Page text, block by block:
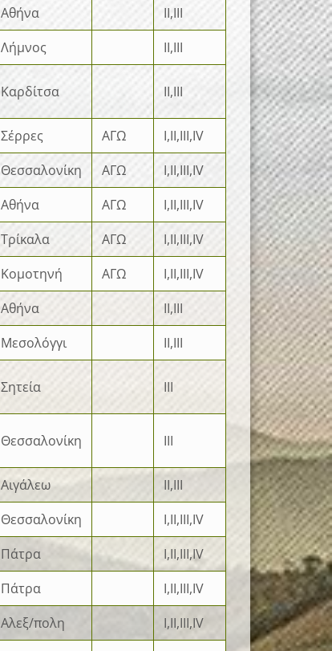
Αθήνα
II,III
Λήμνος II,III
Καρδίτσα II,III
Σέρρες ΑΓΩ
I,II,III,IV
Θεσσαλονίκη ΑΓΩ
I,II,III,IV
Αθήνα ΑΓΩ
I,II,III,IV
Τρίκαλα ΑΓΩ
I,II,III,IV
Κομοτηνή ΑΓΩ
I,II,III,IV
Αθήνα
II,III
Μεσολόγγι II,III
Σητεία III
Θεσσαλονίκη III
Αιγάλεω
II,III
Θεσσαλονίκη
I,II,III,IV
Πάτρα
I,II,III,IV
Πάτρα
I,II,III,IV
Αλεξ/πολη
I,II,III,IV